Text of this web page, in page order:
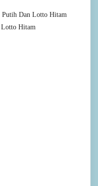
Dan Lotto Hitam
Lotto Hitam